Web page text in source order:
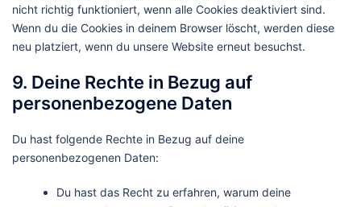
nicht richtig funktioniert, wenn alle Cookies deaktiviert sind.
Wenn du die Cookies in deinem Browser löscht, werden diese
neu platziert, wenn du unsere Website erneut besuchst.
9. Deine Rechte in Bezug auf
personenbezogene Daten
Du hast folgende Rechte in Bezug auf deine
personenbezogenen Daten:
Du hast das Recht zu erfahren, warum deine